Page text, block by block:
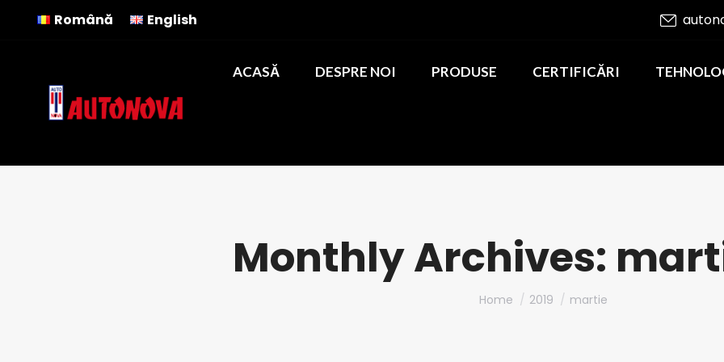
Română English
ACASĂ DESPRE NOI PRODUSE CERTIFICĂRI
Monthly Archives:
You are here:
Home 2019 martie